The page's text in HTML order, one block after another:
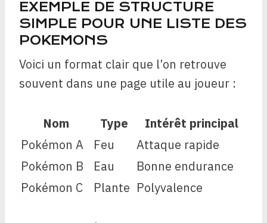
EXEMPLE DE STRUCTURE
SIMPLE POUR UNE LISTE DES
POKEMONS
Voici un format clair que l’on retrouve
souvent dans une page utile au joueur :
Nom Type
Intérêt principal
Pokémon A
Feu
Attaque rapide
Pokémon B
Eau
Bonne endurance
Pokémon C
Plante Polyvalence